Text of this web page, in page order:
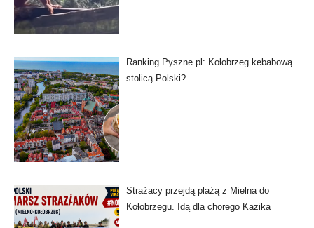
Ranking Pyszne.pl: Kołobrzeg kebabową
stolicą Polski?
Strażacy przejdą plażą z Mielna do
Kołobrzegu. Idą dla chorego Kazika